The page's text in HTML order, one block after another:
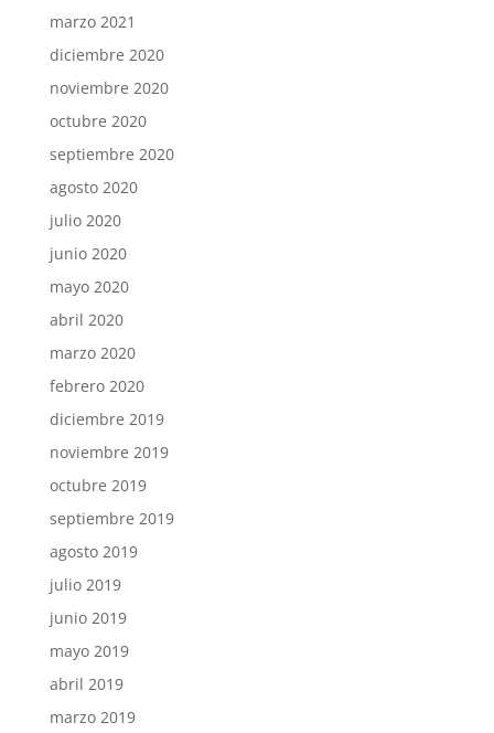
marzo 2021
diciembre 2020
noviembre 2020
octubre 2020
septiembre 2020
agosto 2020
julio 2020
junio 2020
mayo 2020
abril 2020
marzo 2020
febrero 2020
diciembre 2019
noviembre 2019
octubre 2019
septiembre 2019
agosto 2019
julio 2019
junio 2019
mayo 2019
abril 2019
marzo 2019